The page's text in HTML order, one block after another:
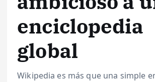
enciclopedia
global
Wikipedia es más que una simple